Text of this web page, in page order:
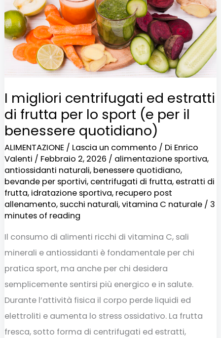
I migliori centrifugati ed estratti
di frutta per lo sport (e per il
benessere quotidiano)
ALIMENTAZIONE/ Lascia un commento / Di Enrico
Valenti / Febbraio 2, 2026 / alimentazione sportiva,
antiossidanti naturali, benessere quotidiano,
bevande per sportivi, centrifugati di frutta, estratti di
frutta, idratazione sportiva, recupero post
allenamento, succhi naturali,vitamina C naturale/ 3
minutes of reading
Il consumo di alimenti ricchi di vitamina C, sali
minerali e antiossidanti è fondamentale per chi
pratica sport, ma anche per chi desidera
semplicemente sentirsi più energico e in salute.
Durante l’attività fisica il corpo perde liquidi ed
elettroliti e aumenta lo stress ossidativo. La frutta
fresca, sotto forma di centrifugati ed estratti,
estratti
di
frutta
per
(e
per
il
benessere
quotidiano)